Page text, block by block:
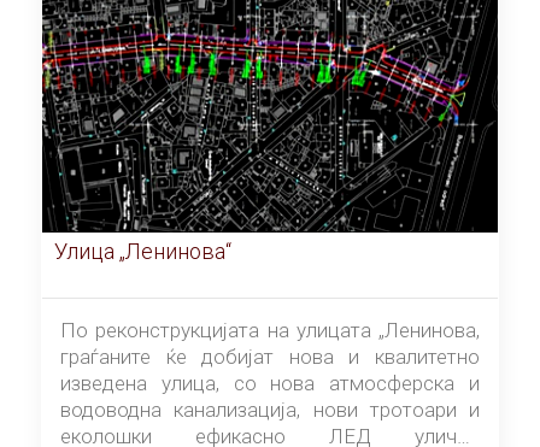
Улица „Ленинова“
По реконструкцијата на улицата „Ленинова,
граѓаните ќе добијат нова и квалитетно
изведена улица, со нова атмосферска и
водоводна канализација, нови тротоари и
еколошки ефикасно ЛЕД улично